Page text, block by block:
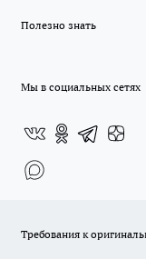
Полезно знать
Мы в социальных сетях
Требования к